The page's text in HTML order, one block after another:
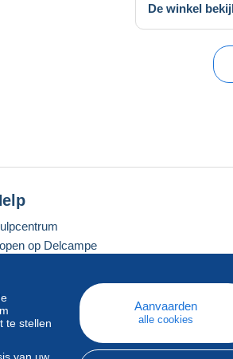
De winkel
te stellen
Aanvaarden
alle cookies
op Delcampe
beveiligde website